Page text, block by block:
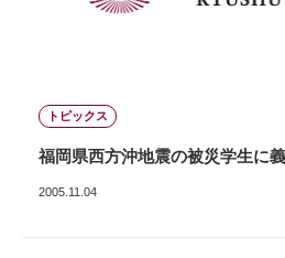
トピックス
福岡県西方沖地震の被災学生に
2005.11.04